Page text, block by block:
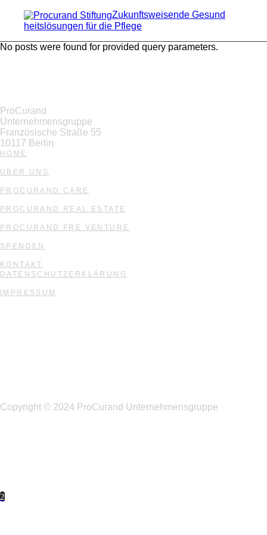
content
Zukunftsweisende Gesund
heitslösungen für die Pflege
No posts were found for provided query parameters.
ProCurand
Unternehmensgruppe
Französische Straße 55
10117 Berlin
HOME
ÜBER UNS
PROCURAND CARE
PROCURAND REAL ESTATE
PROCURAND FRE VENTURE
SPENDEN
KONTAKT
DATENSCHUTZERKLÄRUNG
IMPRESSUM
Copyright © 2024 ProCurand Unternehmensgruppe